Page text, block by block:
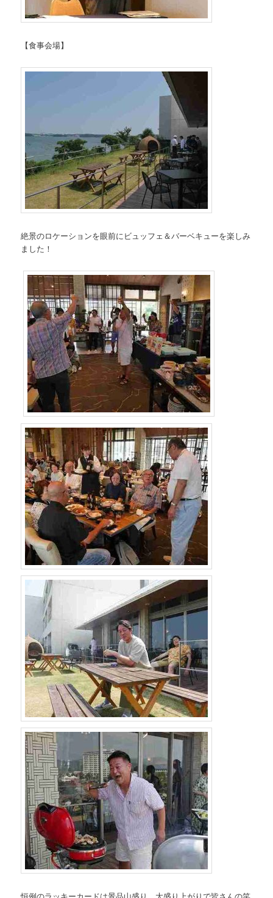
【食事会場】
絶景のロケーションを眼前にビュッフェ＆バーベキューを楽しみ
ました！